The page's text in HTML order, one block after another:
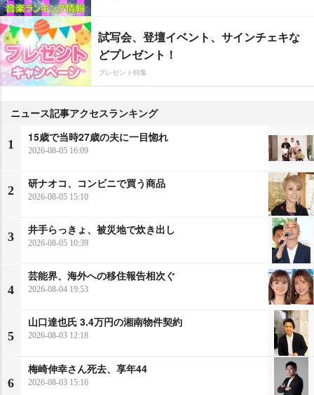
試写会、登壇イベント、サインチェキな
どプレゼント！
プレゼント特集
ニュース記事アクセスランキング
1
15歳で当時27歳の夫に一目惚れ
2026-08-05 16:09
2
研ナオコ、コンビニで買う商品
2026-08-05 15:10
3
井手らっきょ、被災地で炊き出し
2026-08-05 10:39
4
芸能界、海外への移住報告相次ぐ
2026-08-04 19:53
5
山口達也氏 3.4万円の湘南物件契約
2026-08-03 12:18
6
梅崎伸幸さん死去、享年44
2026-08-03 15:16